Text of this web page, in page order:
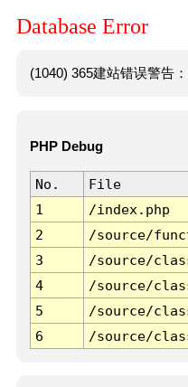
Database Error
(1040) 365建站错误警告
PHP Debug
No. File
1
/index.php
2
/source/
3
/source/
4
/source/
5
/source/
6
/source/